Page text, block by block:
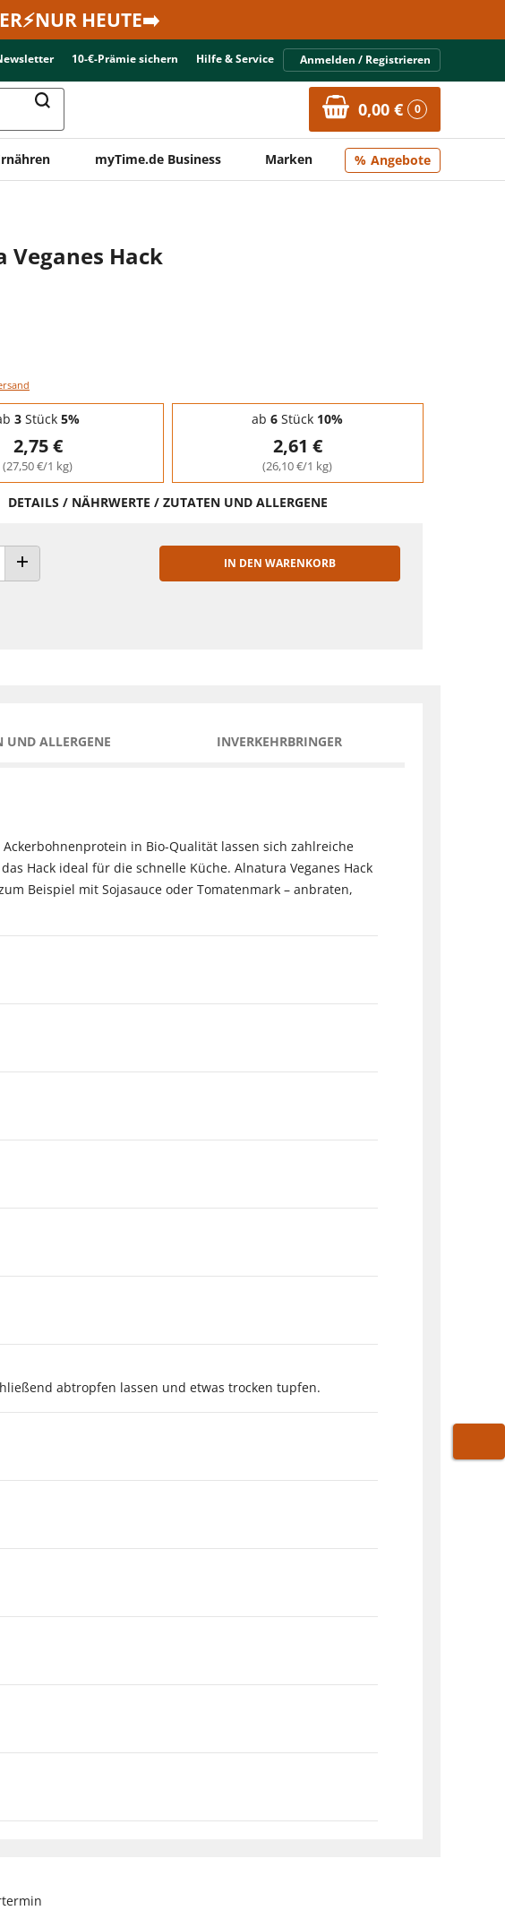
HEUTE➡️
10-€-Prämie sichern Hilfe & Service Anmelden / Registrieren
0,00 € 0
myTime.de Business Marken Angebote
Veganes Hack
3 Stück 5%
2,75 €
(27,50 €/1 kg)
ab 6 Stück 10%
2,61 €
(26,10 €/1 kg)
DETAILS / NÄHRWERTE / ZUTATEN UND ALLERGENE
ANZAHL ERHÖHEN
IN DEN WARENKORB
UND ALLERGENE INVERKEHRBRINGER
in Bio-Qualität lassen sich zahlreiche
Hack ideal für die schnelle Küche. Alnatura Veganes Hack
Beispiel mit Sojasauce oder Tomatenmark – anbraten,
abtropfen lassen und etwas trocken tupfen.